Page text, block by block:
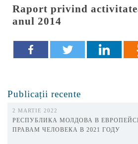
Raport privind
anul 2014
Publicații recente
2 MARTIE 2022
РЕСПУБЛИКА МОЛДОВА В
ПРАВАМ ЧЕЛОВЕКА В 2021 ГОДУ